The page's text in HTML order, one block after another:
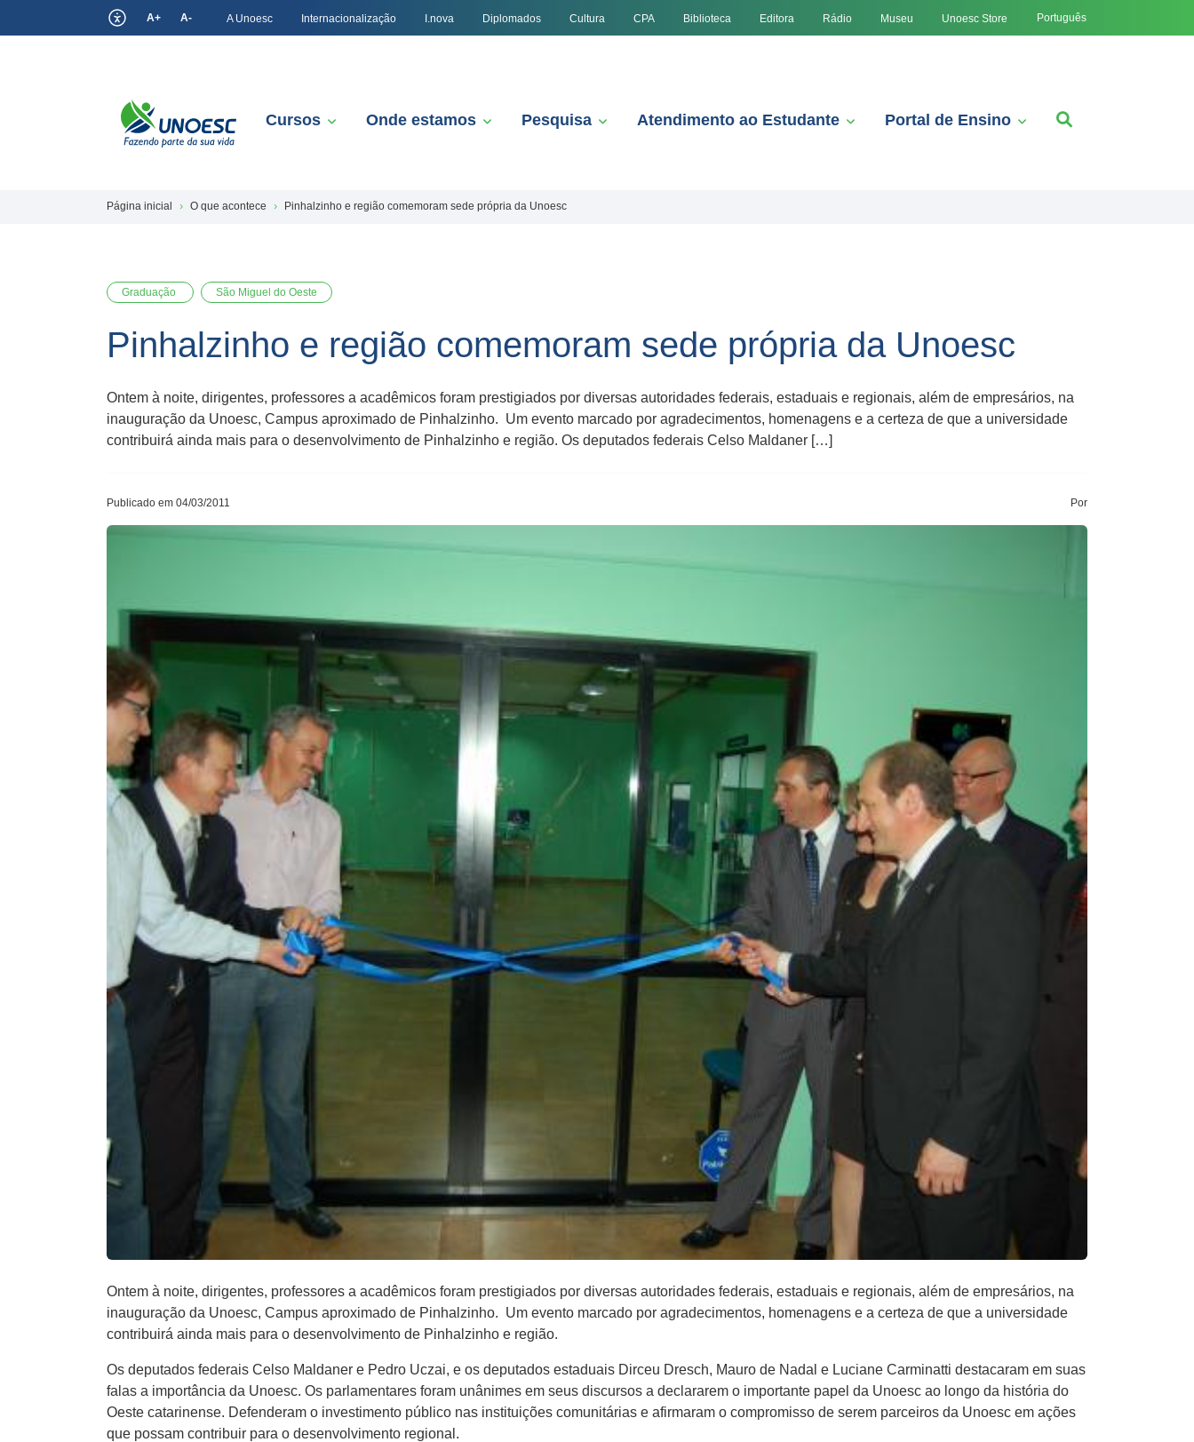
A+ A- A Unoesc Internacionalização I.nova Diplomados Cultura CPA Biblioteca Editora Rádio Museu Unoesc Store Português
Cursos Onde estamos Pesquisa Atendimento ao Estudante Portal de Ensino
Página inicial O que acontece Pinhalzinho e região comemoram sede própria da Unoesc
Graduação São Miguel do Oeste
Pinhalzinho e região comemoram sede própria da Unoesc
Ontem à noite, dirigentes, professores a acadêmicos foram prestigiados por diversas autoridades federais, estaduais e regionais, além de empresários, na
inauguração da Unoesc, Campus aproximado de Pinhalzinho. Um evento marcado por agradecimentos, homenagens e a certeza de que a universidade
contribuirá ainda mais para o desenvolvimento de Pinhalzinho e região. Os deputados federais Celso Maldaner […]
Publicado em 04/03/2011 Por
Ontem à noite, dirigentes, professores a acadêmicos foram prestigiados por diversas autoridades federais, estaduais e regionais, além de empresários, na
inauguração da Unoesc, Campus aproximado de Pinhalzinho. Um evento marcado por agradecimentos, homenagens e a certeza de que a universidade
contribuirá ainda mais para o desenvolvimento de Pinhalzinho e região.
Os deputados federais Celso Maldaner e Pedro Uczai, e os deputados estaduais Dirceu Dresch, Mauro de Nadal e Luciane Carminatti destacaram em suas
falas a importância da Unoesc. Os parlamentares foram unânimes em seus discursos a declararem o importante papel da Unoesc ao longo da história do
Oeste catarinense. Defenderam o investimento público nas instituições comunitárias e afirmaram o compromisso de serem parceiros da Unoesc em ações
que possam contribuir para o desenvolvimento regional.